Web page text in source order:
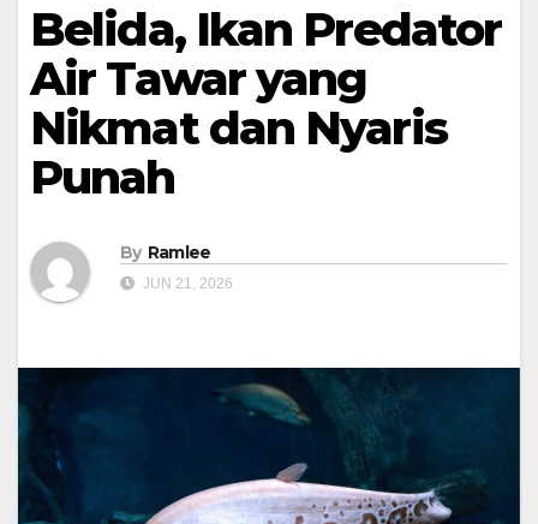
Belida, Ikan Predator
Air Tawar yang
Nikmat dan Nyaris
Punah
By Ramlee
JUN 21, 2026